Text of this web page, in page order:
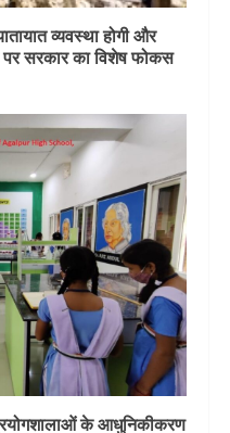
व्यवस्था होगी और
पर सरकार का विशेष फोकस
के आधुनिकीकरण